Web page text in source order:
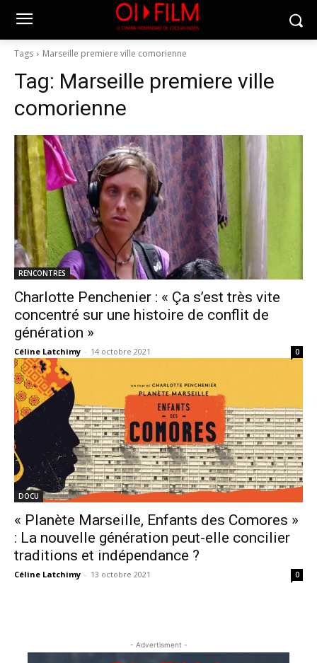
Tags Marseille premiere ville comorienne
Tag: Marseille premiere ville
comorienne
RENCONTRES
Charlotte Penchenier : « Ça s’est très vite
concentré sur une histoire de conflit de
génération »
Céline Latchimy - 14 octobre 2021 0
DOCU
« Planète Marseille, Enfants des Comores »
: La nouvelle génération peut-elle concilier
traditions et indépendance ?
Céline Latchimy - 13 octobre 2021 0
- Advertisment -